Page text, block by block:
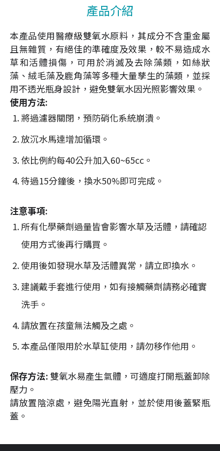
產品介紹
本產品使用醫療級雙氧水原料，其成分不含重金屬
且無雜質，有絕佳的準確度及效果，較不易造成水
草和活體損傷，可用於消滅及去除藻類，如絲狀
藻、絨毛藻及鹿角藻等多種大量孳生的藻類，並採
用不透光瓶身設計，避免雙氧水因光照影響效果。
使用方法:
將過濾器關閉，預防硝化系統崩潰。
放沉水馬達增加循環。
依比例約每40公升加入60~65cc。
待過15分鐘後，換水50%即可完成。
注意事項:
所有化學藥劑過量皆會影響水草及活體，請確認
使用方式後再行購買。
使用後如發現水草及活體異常，請立即換水。
建議戴手套進行使用，如有接觸藥劑請務必確實
洗手。
請放置在孩童無法觸及之處。
本產品僅限用於水草缸使用，請勿移作他用。
保存方法:雙氧水易產生氣體，可適度打開瓶蓋卸除
壓力。
請放置陰涼處，避免陽光直射，並於使用後蓋緊瓶
蓋。